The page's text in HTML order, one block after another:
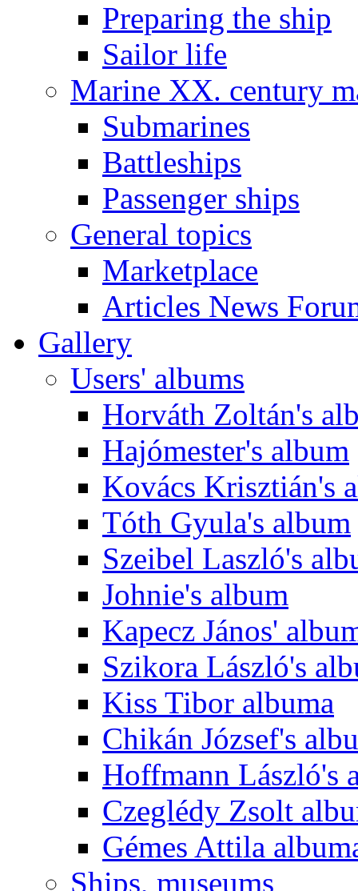
Preparing the ship
Sailor life
Marine XX. century
Submarines
Battleships
Passenger ships
General topics
Marketplace
Articles News
Gallery
Users' albums
Horváth Zoltán's
Hajómester's album
Kovács Krisztián's
Tóth Gyula's album
Szeibel Laszló's
Johnie's album
Kapecz János'
Szikora László's
Kiss Tibor albuma
Chikán József's
Hoffmann László's
Czeglédy Zsolt
Gémes Attila
Ships, museums